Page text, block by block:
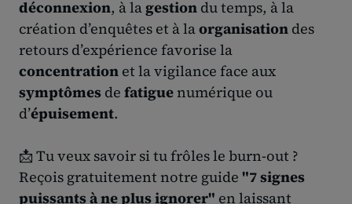
déconnexion, à lagestion du temps, à la
création d’enquêtes et à laorganisation des
retours d’expérience favorise la
concentration et la vigilance face aux
symptômes de fatiguenumérique ou
d’épuisement.
📩 Tu veux savoir si tu frôles le burn-out ?
Reçois gratuitement notre guide "7 signes
puissants à ne plus ignorer" en laissant